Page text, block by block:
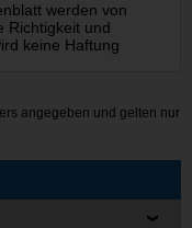
werden von
Richtigkeit und
keine Haftung
angegeben und gelten nur